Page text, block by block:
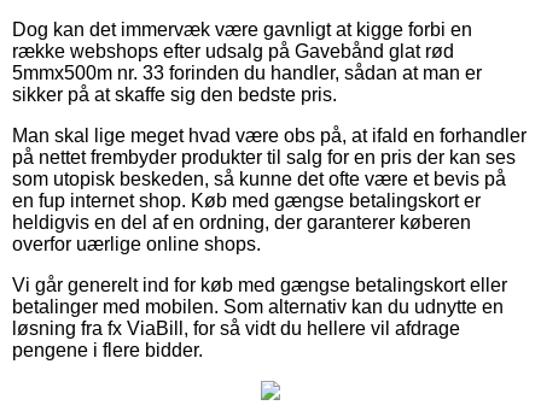
Dog kan det immervæk være gavnligt at kigge forbi en
række webshops efter udsalg på Gavebånd glat rød
5mmx500m nr. 33 forinden du handler, sådan at man er
sikker på at skaffe sig den bedste pris.
Man skal lige meget hvad være obs på, at ifald en forhandler
på nettet frembyder produkter til salg for en pris der kan ses
som utopisk beskeden, så kunne det ofte være et bevis på
en fup internet shop. Køb med gængse betalingskort er
heldigvis en del af en ordning, der garanterer køberen
overfor uærlige online shops.
Vi går generelt ind for køb med gængse betalingskort eller
betalinger med mobilen. Som alternativ kan du udnytte en
løsning fra fx ViaBill, for så vidt du hellere vil afdrage
pengene i flere bidder.